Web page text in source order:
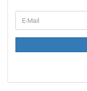
ZUR
E-
Mail